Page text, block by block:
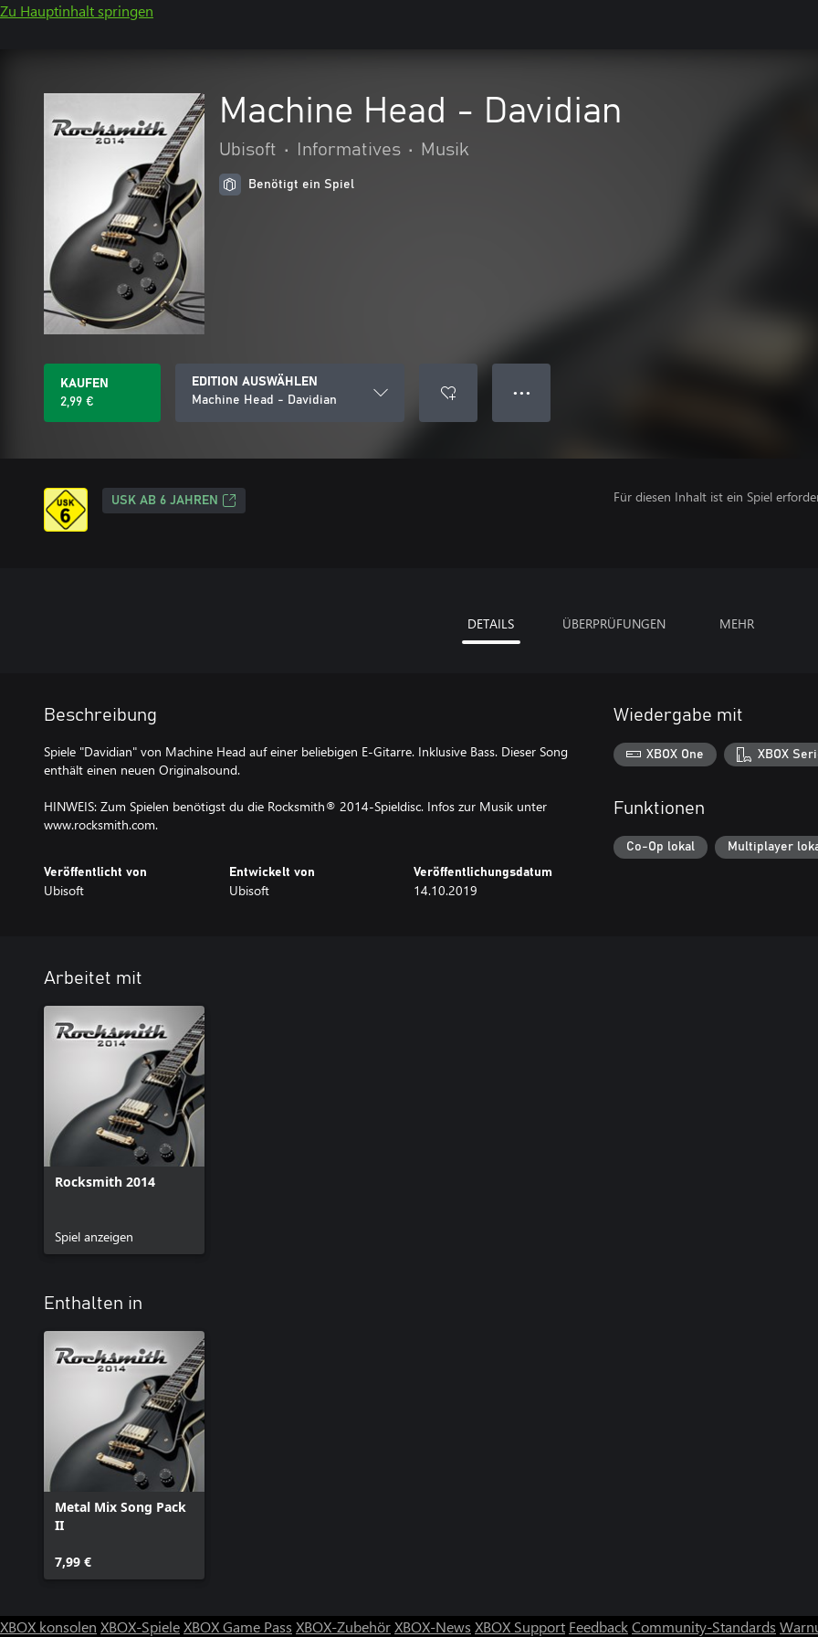
Zu Hauptinhalt springen
Machine Head - Davidian
Ubisoft • Informatives • Musik
Benötigt ein Spiel
KAUFEN
2,99 €
EDITION AUSWÄHLEN
Machine Head - Davidian
● ● ●
USK AB 6 JAHREN Für diesen Inhalt ist ein Spiel
DETAILS ÜBERPRÜFUNGEN MEHR
Beschreibung
Spiele "Davidian" von Machine Head auf einer beliebigen E-Gitarre. Inklusive Bass. Dieser Song
enthält einen neuen Originalsound.
HINWEIS: Zum Spielen benötigst du die Rocksmith® 2014-Spieldisc. Infos zur Musik unter
www.rocksmith.com.
Veröffentlicht von
Ubisoft
Entwickelt von
Ubisoft
Veröffentlichungsdatum
14.10.2019
Wiedergabe mit
XBOX One XBOX
Funktionen
Co-Op lokal Multiplayer
Arbeitet mit
Rocksmith 2014
Spiel anzeigen
Enthalten in
Metal Mix Song Pack
II
7,99 €
XBOX konsolen XBOX-SpieleXBOX Game Pass XBOX-ZubehörXBOX-News XBOX Support FeedbackCommunity-Standards